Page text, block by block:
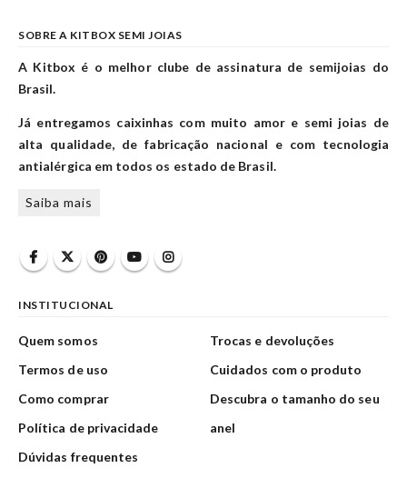
SOBRE A KITBOX SEMI JOIAS
A Kitbox é o melhor clube de assinatura de semijoias do
Brasil.
Já entregamos caixinhas com muito amor e semi joias de
alta qualidade, de fabricação nacional e com tecnologia
antialérgica em todos os estado de Brasil.
Saiba mais
INSTITUCIONAL
Quem somos
Termos de uso
Como comprar
Política de privacidade
Dúvidas frequentes
Trocas e devoluções
Cuidados com o produto
Descubra o tamanho do seu
anel